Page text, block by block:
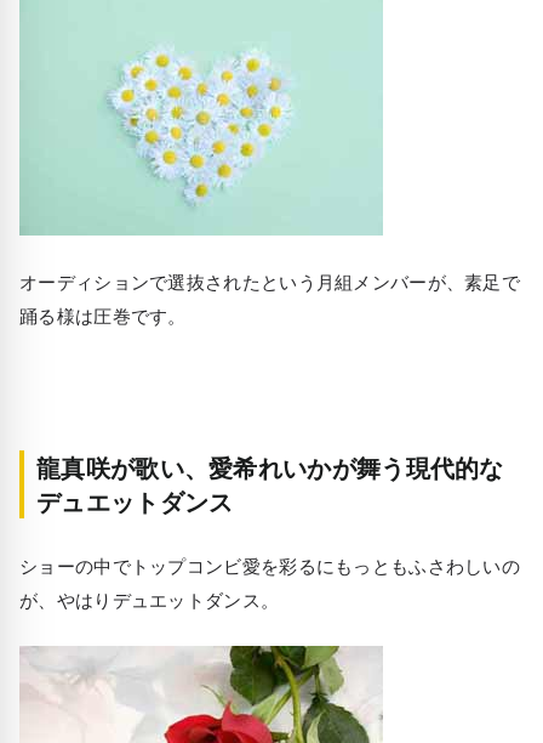
オーディションで選抜されたという月組メンバーが、素足で
踊る様は圧巻です。
龍真咲が歌い、愛希れいかが舞う現代的な
デュエットダンス
ショーの中でトップコンビ愛を彩るにもっともふさわしいの
が、やはりデュエットダンス。